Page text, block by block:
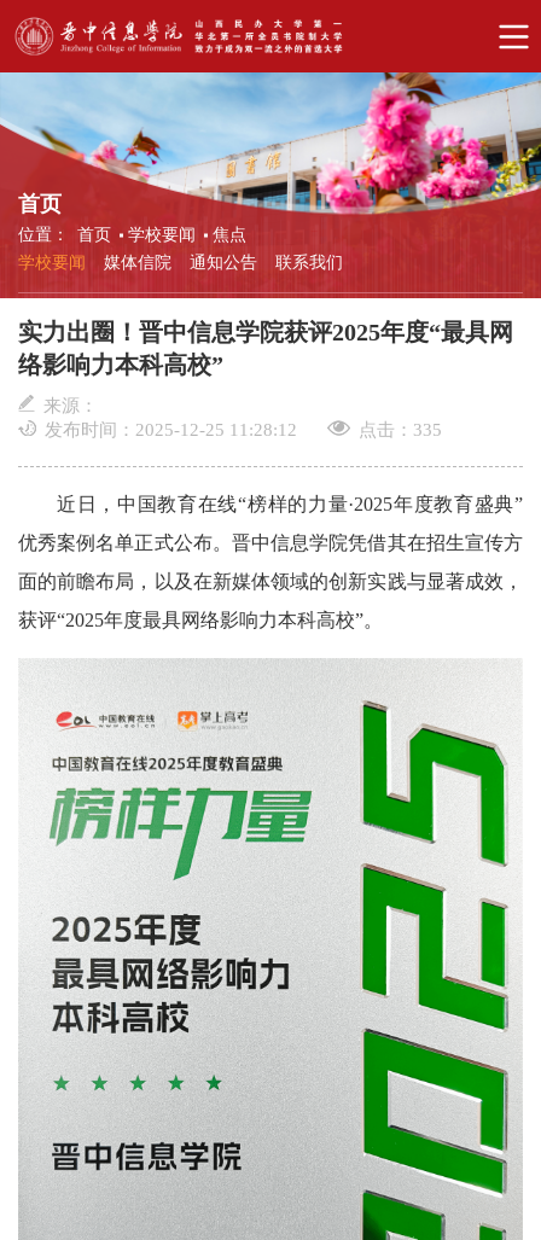
首页
位置： 首页 学校要闻
焦点
学校要闻
媒体信院 通知公告 联系我们
实力出圈！晋中信息学院获评2025年度“最具网
络影响力本科高校”
来源：
发布时间：2025-12-25 11:28:12
点击： 335
近日，中国教育在线“榜样的力量·2025年度教育盛典”
优秀案例名单正式公布。晋中信息学院凭借其在招生宣传方
面的前瞻布局，以及在新媒体领域的创新实践与显著成效，
获评“2025年度最具网络影响力本科高校”。